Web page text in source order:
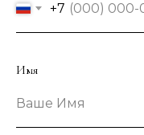
+7
Имя
Ваше Имя